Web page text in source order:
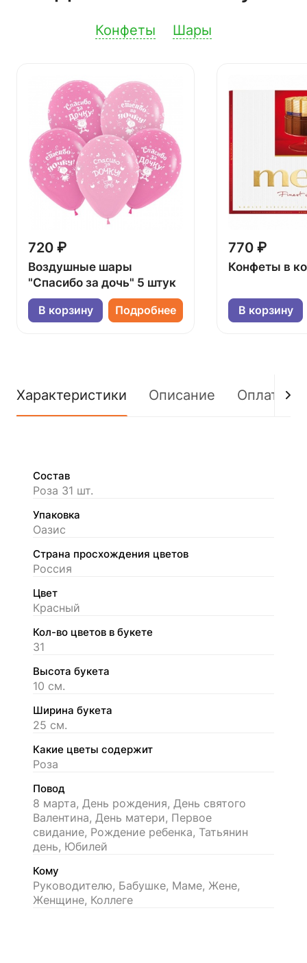
Конфеты Шары
720 ₽
Воздушные шары
"Спасибо за дочь" 5 штук
В корзину Подробнее
770 ₽
Конфеты в
В корзину
Характеристики Описание Оплата
Состав
Роза 31 шт.
Упаковка
Оазис
Страна просхождения цветов
Россия
Цвет
Красный
Кол-во цветов в букете
31
Высота букета
10 см.
Ширина букета
25 см.
Какие цветы содержит
Роза
Повод
8 марта, День рождения, День святого
Валентина, День матери, Первое
свидание, Рождение ребенка, Татьянин
день, Юбилей
Кому
Руководителю, Бабушке, Маме, Жене,
Женщине, Коллеге